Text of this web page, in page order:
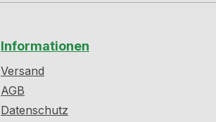
Informationen
Versand
AGB
Datenschutz